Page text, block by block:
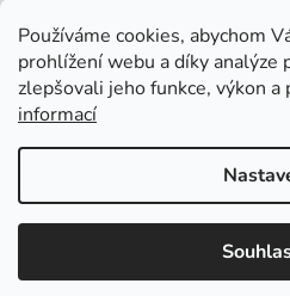
Používáme cookies, abychom
prohlížení webu a díky analýze
zlepšovali jeho funkce, výkon a
informací
Kamenná prodejna je otevřená od
13 do 16. Online objednávejte 24/7.
Vytvořil
Všechna práva vyhrazena.